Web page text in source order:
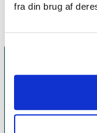
fra din brug af